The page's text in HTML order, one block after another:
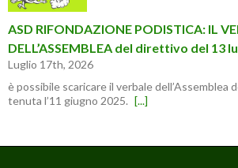
ASD RIFONDAZIONE PODISTICA: IL
DELL’ASSEMBLEA del direttivo del 13
Luglio 17th, 2026
è possibile scaricare il verbale dell’Assemblea
tenuta l’11 giugno 2025. [...]